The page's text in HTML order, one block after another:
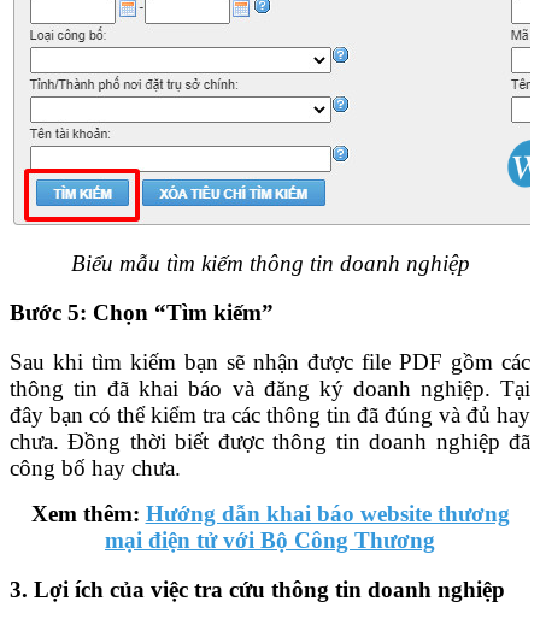
Biểu mẫu tìm kiếm thông tin doanh nghiệp
Bước 5: Chọn “Tìm kiếm”
Sau khi tìm kiếm bạn sẽ nhận được file PDF gồm các
thông tin đã khai báo và đăng ký doanh nghiệp. Tại
đây bạn có thể kiểm tra các thông tin đã đúng và đủ hay
chưa. Đồng thời biết được thông tin doanh nghiệp đã
công bố hay chưa.
Xem thêm: Hướng dẫn khai báo website thương
mại điện tử với Bộ Công Thương
3. Lợi ích của việc tra cứu thông tin doanh nghiệp